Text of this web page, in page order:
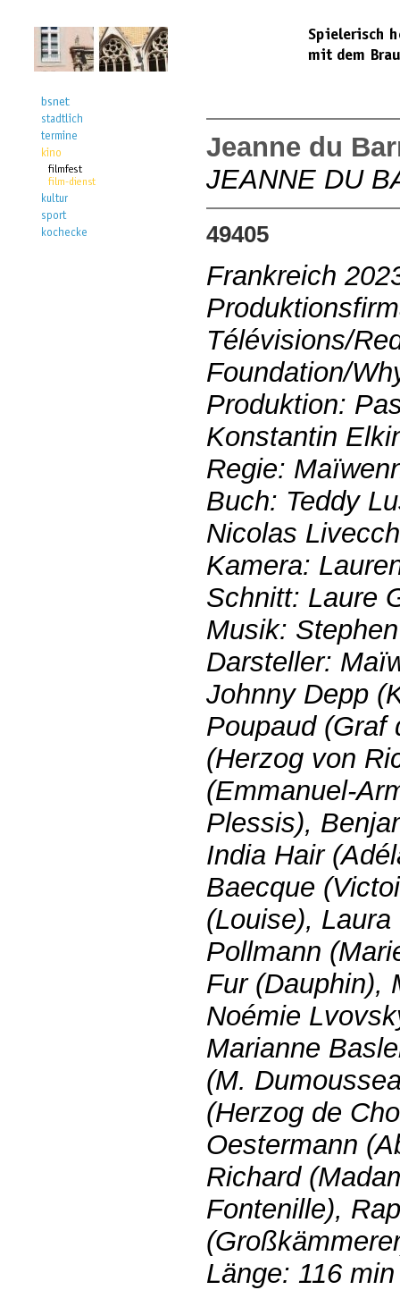
Jeanne du
JEANNE DU
49405
Frankreich
Télévisions/
Foundation/
Produktion:
Konstantin
Regie:
Buch: Teddy
Nicolas
Kamera:
Schnitt: Laure
Musik:
Darsteller:
Johnny Depp
Poupaud (Graf
(Herzog von
(Emmanuel-
Plessis),
India Hair
Baecque
(Louise),
Pollmann
Fur (Dauphin),
Noémie
Marianne
(M.
(Herzog de
Oestermann
Richard
Fontenille),
Länge: 116 min